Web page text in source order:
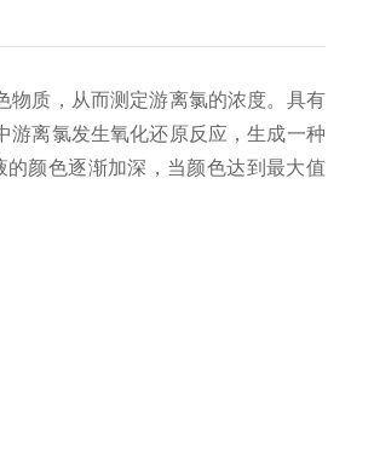
质，从而测定游离氯的浓度。具有
游离氯发生氧化还原反应，生成一种
颜色逐渐加深，当颜色达到最大值